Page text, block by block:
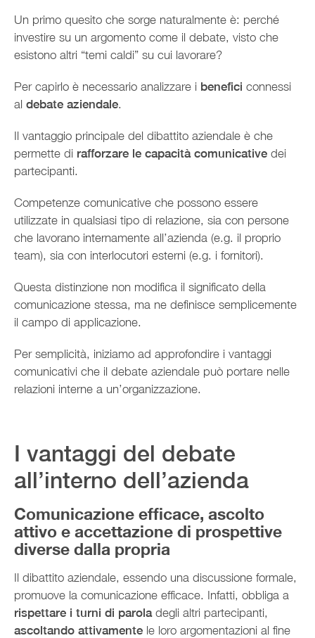
Un primo quesito che sorge naturalmente è: perché
investire su un argomento come il debate, visto che
esistono altri “temi caldi” su cui lavorare?
Per capirlo è necessario analizzare i benefici connessi
al debate aziendale.
Il vantaggio principale del dibattito aziendale è che
permette di rafforzare le capacità comunicative dei
partecipanti.
Competenze comunicative che possono essere
utilizzate in qualsiasi tipo di relazione, sia con persone
che lavorano internamente all’azienda (e.g. il proprio
team), sia con interlocutori esterni (e.g. i fornitori).
Questa distinzione non modifica il significato della
comunicazione stessa, ma ne definisce semplicemente
il campo di applicazione.
Per semplicità, iniziamo ad approfondire i vantaggi
comunicativi che il debate aziendale può portare nelle
relazioni interne a un’organizzazione.
I vantaggi del debate
all’interno dell’azienda
Comunicazione efficace, ascolto
attivo e accettazione di prospettive
diverse dalla propria
Il dibattito aziendale, essendo una discussione formale,
promuove la comunicazione efficace. Infatti, obbliga a
rispettare i turni di paroladegli altri partecipanti,
ascoltando attivamente le loro argomentazioni al fine